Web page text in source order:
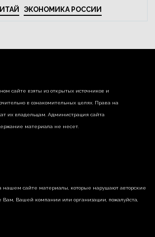
ЭКОНОМИКА РОССИИ
сайте взяты из открытых источников и
в ознакомительных целях. Права на
их владельцам. Администрация сайта
материала не несет.
нашем сайте материалы, которые нарушают авторские
Вашей компании или организации, пожалуйста,